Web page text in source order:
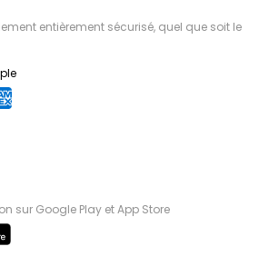
entièrement sécurisé, quel que soit le
sur Google Play et App Store